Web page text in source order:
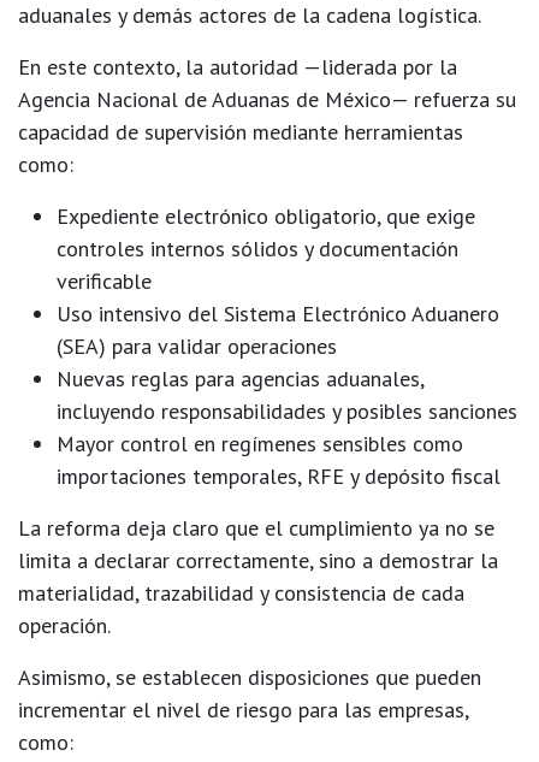
aduanales y demás actores de la cadena logística.
En este contexto, la autoridad —liderada por la
Agencia Nacional de Aduanas de México— refuerza su
capacidad de supervisión mediante herramientas
como:
Expediente electrónico obligatorio, que exige
controles internos sólidos y documentación
verificable
Uso intensivo del Sistema Electrónico Aduanero
(SEA) para validar operaciones
Nuevas reglas para agencias aduanales,
incluyendo responsabilidades y posibles sanciones
Mayor control en regímenes sensibles como
importaciones temporales, RFE y depósito fiscal
La reforma deja claro que el cumplimiento ya no se
limita a declarar correctamente, sino a demostrar la
materialidad, trazabilidad y consistencia de cada
operación.
Asimismo, se establecen disposiciones que pueden
incrementar el nivel de riesgo para las empresas,
como: